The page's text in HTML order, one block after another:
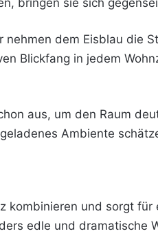
dem Eisblau die
Blickfang in jedem
aus, um den Raum
Ambiente
kombinieren und sorgt
edle und dramatische